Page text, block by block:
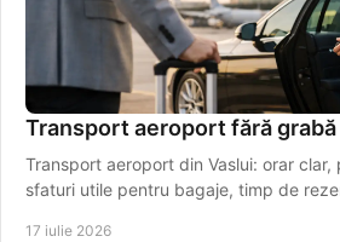
Transport aeroport fără grabă
Transport aeroport din Vaslui: orar
sfaturi utile pentru bagaje, timp de
17 iulie 2026